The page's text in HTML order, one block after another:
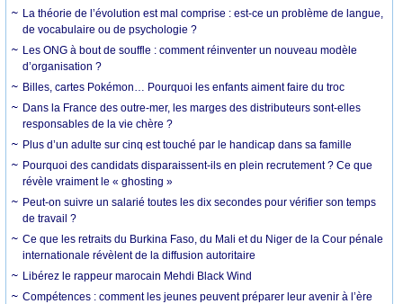
La théorie de l’évolution est mal comprise : est-ce un problème de langue,
de vocabulaire ou de psychologie ?
Les ONG à bout de souffle : comment réinventer un nouveau modèle
d’organisation ?
Billes, cartes Pokémon… Pourquoi les enfants aiment faire du troc
Dans la France des outre-mer, les marges des distributeurs sont-elles
responsables de la vie chère ?
Plus d’un adulte sur cinq est touché par le handicap dans sa famille
Pourquoi des candidats disparaissent-ils en plein recrutement ? Ce que
révèle vraiment le « ghosting »
Peut-on suivre un salarié toutes les dix secondes pour vérifier son temps
de travail ?
Ce que les retraits du Burkina Faso, du Mali et du Niger de la Cour pénale
internationale révèlent de la diffusion autoritaire
Libérez le rappeur marocain Mehdi Black Wind
Compétences : comment les jeunes peuvent préparer leur avenir à l’ère